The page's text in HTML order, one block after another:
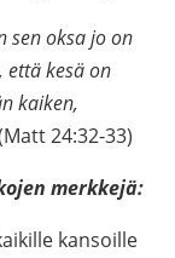
sen oksa jo on
että kesä on
kaiken,
24:32-33)
merkkejä:
kansoille